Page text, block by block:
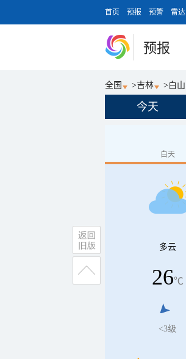
首页 预报 预警 雷达
预报
全国 >吉林 > 白山
今天
白天
多云
26℃
<3级